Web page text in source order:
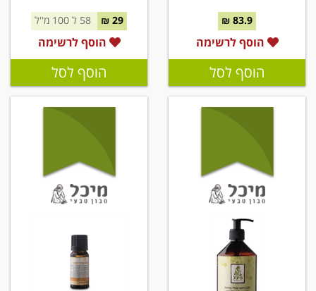
83.9 ₪
הוסף לרשימה
הוסף לסל
29 ₪
הוסף לרשימה
הוסף לסל